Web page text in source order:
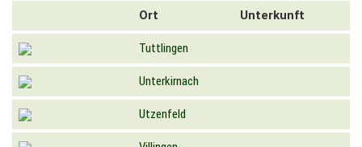
Ort Unterkunft
Tuttlingen
Unterkirnach
Utzenfeld